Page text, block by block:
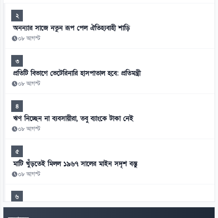
২
অনন্যার সাজে নতুন রূপ পেল ঐতিহ্যবাহী শাড়ি
০৮ আগস্ট
৩
প্রতিটি বিভাগে ভেটেরিনারি হাসপাতাল হবে: প্রতিমন্ত্রী
০৮ আগস্ট
৪
ঋণ নিচ্ছেন না ব্যবসায়ীরা, তবু ব্যাংকে টাকা নেই
০৮ আগস্ট
৫
মাটি খুঁড়তেই মিলল ১৯৬৭ সালের মাইন সদৃশ বস্তু
০৮ আগস্ট
৬
রাষ্ট্রীয় মর্যাদার মঞ্চে শৃঙ্খলা ও সংযমের অনিবার্য পাঠ